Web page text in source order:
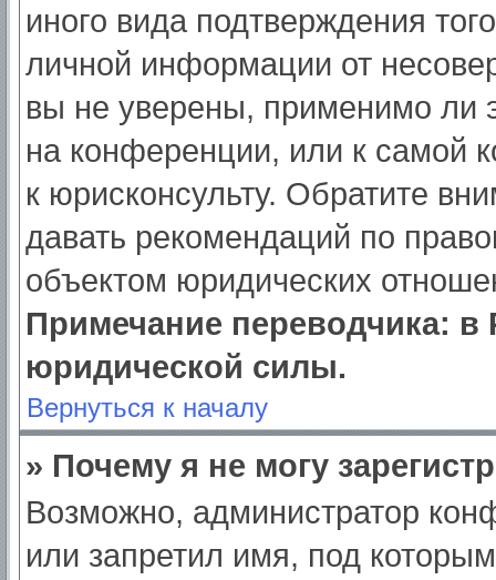
иного вида подтверждения
личной информации от
вы не уверены, применимо ли
на конференции, или к самой
к юрисконсульту. Обратите
давать рекомендаций по
объектом юридических
Примечание переводчика: в
юридической силы.
Вернуться к началу
» Почему я не могу
Возможно, администратор
или запретил имя, под